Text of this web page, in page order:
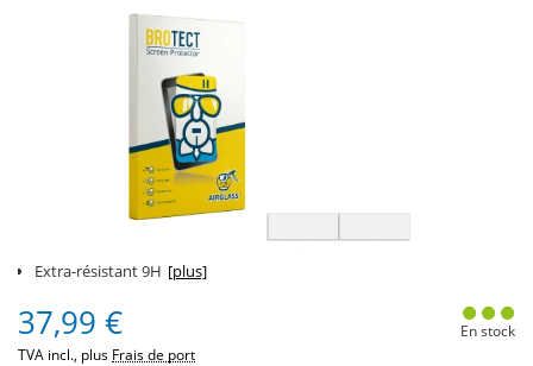
Extra-résistant 9H [plus]
37,99 €
TVA incl., plus Frais de port
En stock